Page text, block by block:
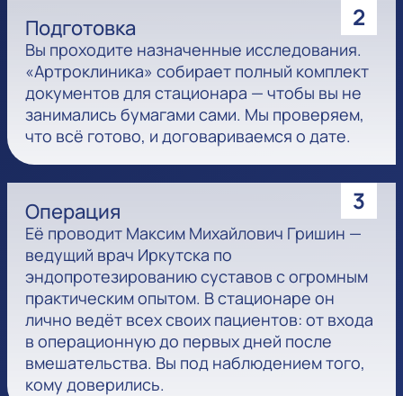
2
Подготовка
Вы проходите назначенные исследования.
«Артроклиника» собирает полный комплект
документов для стационара — чтобы вы не
занимались бумагами сами. Мы проверяем,
что всё готово, и договариваемся о дате.
3
Операция
Её проводит Максим Михайлович Гришин —
ведущий врач Иркутска по
эндопротезированию суставов с огромным
практическим опытом. В стационаре он
лично ведёт всех своих пациентов: от входа
в операционную до первых дней после
вмешательства. Вы под наблюдением того,
кому доверились.